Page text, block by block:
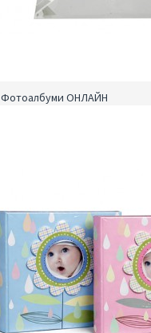
Фотоалбуми ОНЛАЙН